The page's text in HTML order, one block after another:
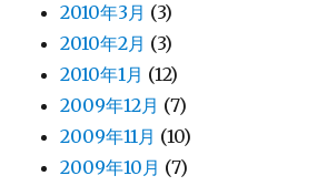
2010年3月 (3)
2010年2月 (3)
2010年1月 (12)
2009年12月 (7)
2009年11月 (10)
2009年10月 (7)